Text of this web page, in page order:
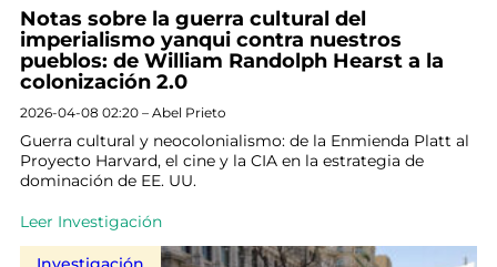
Notas sobre la guerra cultural del
imperialismo yanqui contra nuestros
pueblos: de William Randolph Hearst a la
colonización 2.0
2026-04-08 02:20 – Abel Prieto
Guerra cultural y neocolonialismo: de la Enmienda Platt al
Proyecto Harvard, el cine y la CIA en la estrategia de
dominación de EE. UU.
Leer Investigación